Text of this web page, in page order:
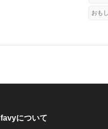
おも
favyについて